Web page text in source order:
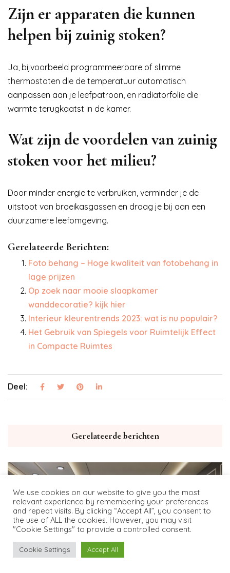
Zijn er apparaten die kunnen
helpen bij zuinig stoken?
Ja, bijvoorbeeld programmeerbare of slimme
thermostaten die de temperatuur automatisch
aanpassen aan je leefpatroon, en radiatorfolie die
warmte terugkaatst in de kamer.
Wat zijn de voordelen van zuinig
stoken voor het milieu?
Door minder energie te verbruiken, verminder je de
uitstoot van broeikasgassen en draag je bij aan een
duurzamere leefomgeving.
Gerelateerde Berichten:
Foto behang – Hoge kwaliteit van fotobehang in
lage prijzen
Op zoek naar mooie slaapkamer
wanddecoratie? kijk hier
Interieur kleurentrends 2023: wat is nu populair?
Het Gebruik van Spiegels voor Ruimtelijk Effect
in Compacte Ruimtes
Deel:
Gerelateerde berichten
We use cookies on our website to give you the most
relevant experience by remembering your preferences
and repeat visits. By clicking “Accept All”, you consent to
the use of ALL the cookies. However, you may visit
"Cookie Settings" to provide a controlled consent.
Cookie Settings Accept All